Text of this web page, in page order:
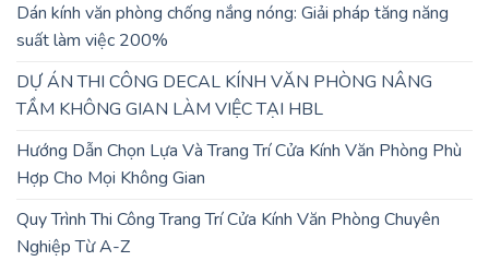
Dán kính văn phòng chống nắng nóng: Giải pháp tăng năng
suất làm việc 200%
DỰ ÁN THI CÔNG DECAL KÍNH VĂN PHÒNG NÂNG
TẦM KHÔNG GIAN LÀM VIỆC TẠI HBL
Hướng Dẫn Chọn Lựa Và Trang Trí Cửa Kính Văn Phòng Phù
Hợp Cho Mọi Không Gian
Quy Trình Thi Công Trang Trí Cửa Kính Văn Phòng Chuyên
Nghiệp Từ A-Z